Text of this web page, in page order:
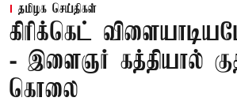
தமிழக செய்திகள்
கிரிக்கெட்
- இளைஞர் கத்தியால்
கொலை